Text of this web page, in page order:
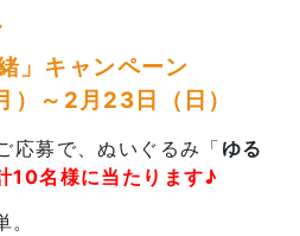
」キャンペーン
～2月23日（日）
応募で、ぬいぐるみ「 ゆる
10名様に当たります♪